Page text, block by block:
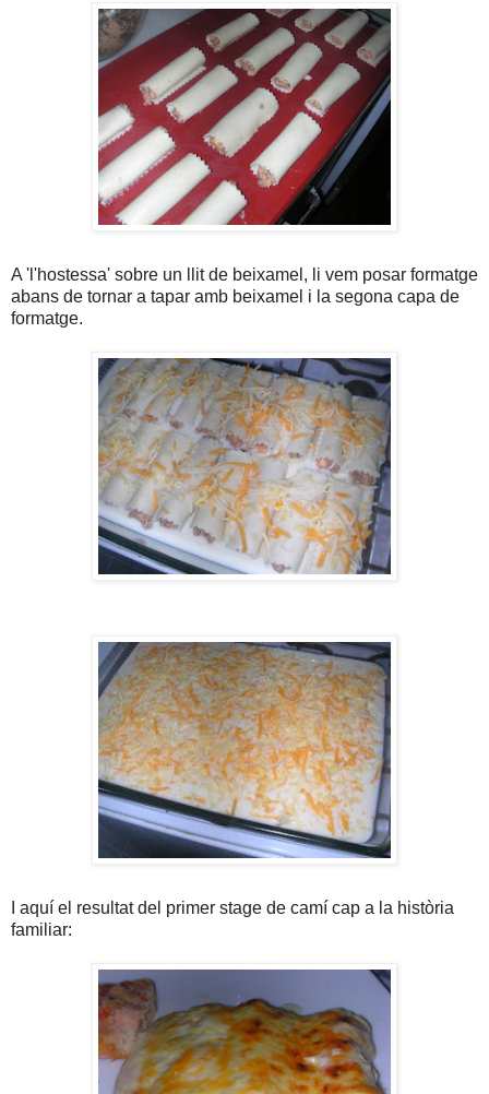
A 'l'hostessa' sobre un llit de beixamel, li vem posar formatge
abans de tornar a tapar amb beixamel i la segona capa de
formatge.
I aquí el resultat del primer stage de camí cap a la història
familiar: